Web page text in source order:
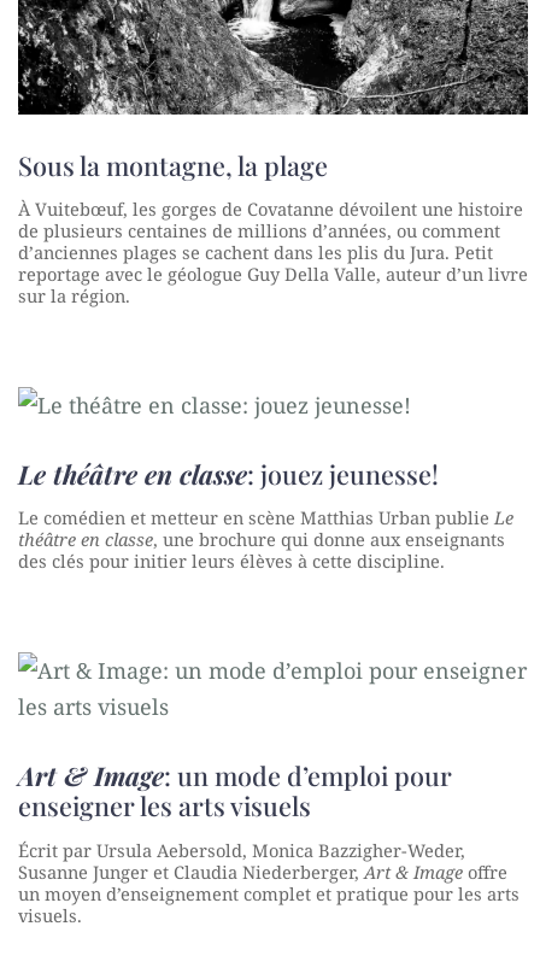
Sous la montagne, la plage
À Vuitebœuf, les gorges de Covatanne dévoilent une histoire
de plusieurs centaines de millions d’années, ou comment
d’anciennes plages se cachent dans les plis du Jura. Petit
reportage avec le géologue Guy Della Valle, auteur d’un livre
sur la région.
Le théâtre en classe: jouez jeunesse!
Le comédien et metteur en scène Matthias Urban publie Le
théâtre en classe, une brochure qui donne aux enseignants
des clés pour initier leurs élèves à cette discipline.
Art & Image: un mode d’emploi pour
enseigner les arts visuels
Écrit par Ursula Aebersold, Monica Bazzigher-Weder,
Susanne Junger et Claudia Niederberger, Art & Image offre
un moyen d’enseignement complet et pratique pour les arts
visuels.